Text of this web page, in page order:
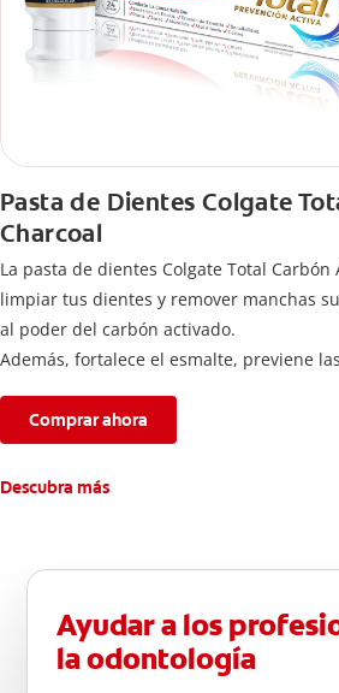
Pasta de Dientes Colgate
Charcoal
La pasta de dientes Colgate Total Carbón
limpiar tus dientes y remover manchas
al poder del carbón activado.
Además, fortalece el esmalte, previene
Comprar ahora
Descubra más
Ayudar a los
la odontología